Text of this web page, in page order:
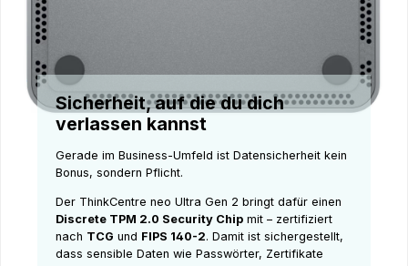
Sicherheit, auf die du dich
verlassen kannst
Gerade im Business-Umfeld ist Datensicherheit kein
Bonus, sondern Pflicht.
Der ThinkCentre neo Ultra Gen 2 bringt dafür einen
Discrete TPM 2.0 Security Chip mit – zertifiziert
nach TCG und FIPS 140-2. Damit ist sichergestellt,
dass sensible Daten wie Passwörter, Zertifikate